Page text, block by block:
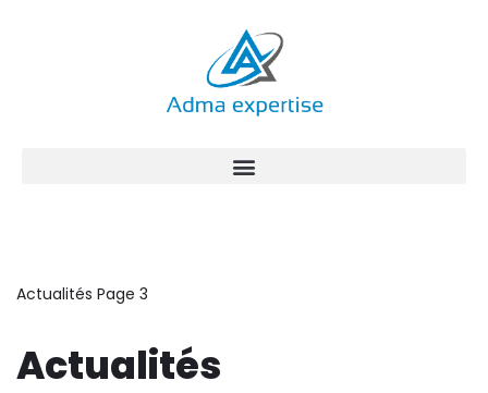
Actualités Page 3
Actualités